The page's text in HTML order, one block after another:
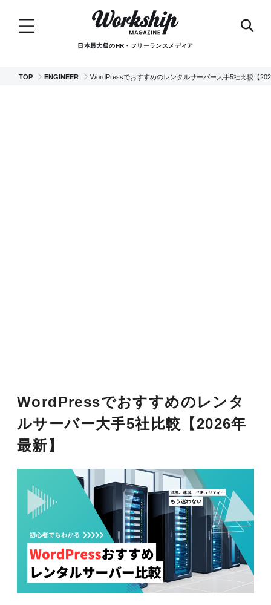
日本最大級のHR・フリーランスメディア
TOP ENGINEER WordPressでおすすめのレンタルサーバー大手5社比較【
WordPressでおすすめのレンタ
ルサーバー大手5社比較【2026年
最新】